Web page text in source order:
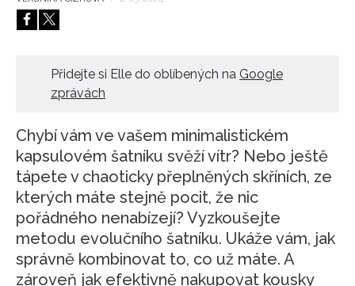
HOME
Přidejte si Elle do oblíbených na Google
zprávách
Chybí vám ve vašem minimalistickém
kapsulovém šatníku svěží vítr? Nebo ještě
tápete v chaoticky přeplněných skříních, ze
kterých máte stejně pocit, že nic
pořádného nenabízejí? Vyzkoušejte
metodu evolučního šatníku. Ukáže vám, jak
správně kombinovat to, co už máte. A
zároveň jak efektivně nakupovat kousky